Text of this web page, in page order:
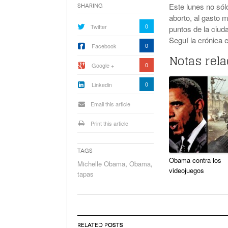
De Selección De Jueces Por Fuera De La
Expectativa Por La Cumbre Entre Milei Y
Trump
Van A Investigar La Ruta Del Fentanilo
Orden Judicial En Estados Unidos Para
Congelar 280 Millones Vinculados A
Este lunes no
aborto, al gasto
puntos de la
Seguí la crónica
Notas
Obama contra los
videojuegos
Sharing
Twitter 0
Facebook 0
Google + 0
Linkedin 0
Email this article
Print this article
Tags
Michelle Obama, Obama,
tapas
RELATED POSTS